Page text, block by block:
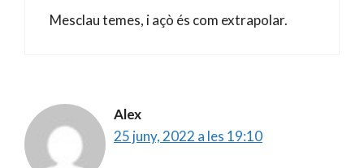
Mesclau temes, i açò és com extrapolar.
Alex
25 juny, 2022 a les 19:10